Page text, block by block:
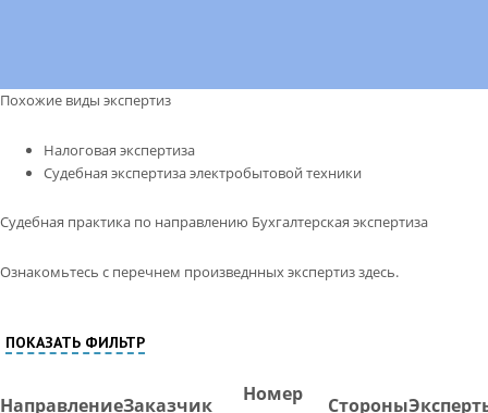
Похожие виды экспертиз
Налоговая экспертиза
Судебная экспертиза электробытовой техники
Судебная практика по направлению Бухгалтерская экспертиза
Ознакомьтесь с перечнем произведнных экспертиз здесь.
ПОКАЗАТЬ ФИЛЬТР
НаправлениеЗаказчик
Номер
Стороны